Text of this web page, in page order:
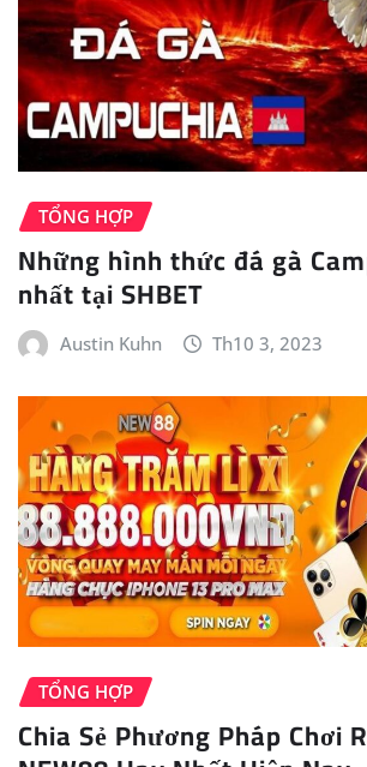
TỔNG HỢP
Những hình thức đá gà
nhất tại SHBET
Austin Kuhn Th10 3, 2023
TỔNG HỢP
Chia Sẻ Phương Pháp Chơi